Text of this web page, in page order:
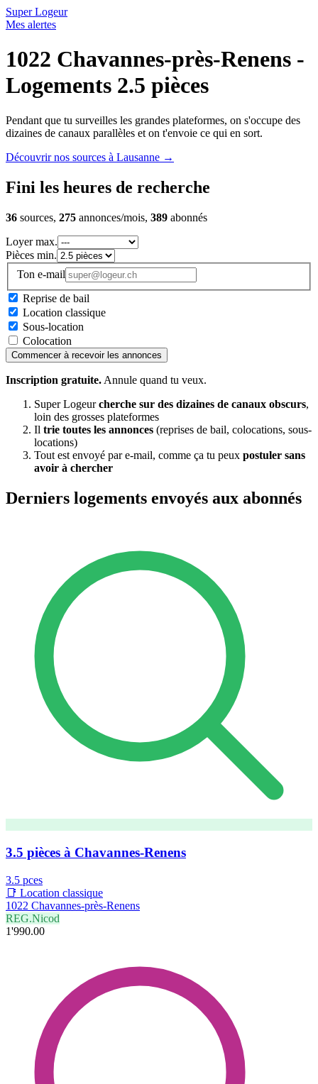
Super Logeur
Mes alertes
1022 Chavannes-près-Renens -
Logements 2.5 pièces
Pendant que tu surveilles les grandes plateformes, on s'occupe des
dizaines de canaux parallèles et on t'envoie ce qui en sort.
Découvrir nos sources à Lausanne →
Fini les heures de recherche
36 sources, 275 annonces/mois, 389 abonnés
Loyer max.
Pièces min.
Ton e-mail
Reprise de bail
Location classique
Sous-location
Colocation
Commencer à recevoir les annonces
Inscription gratuite. Annule quand tu veux.
Super Logeurcherche sur des dizaines de canaux obscurs,
loin des grosses plateformes
Il trie toutes les annonces (reprises de bail, colocations, sous-
locations)
Tout est envoyé par e-mail, comme ça tu peux postuler sans
avoir à chercher
Derniers logements envoyés aux abonnés
3.5 pièces à Chavannes-Renens
3.5 pces
📑 Location classique
1022 Chavannes-près-Renens
REG.Nicod
1'990.00